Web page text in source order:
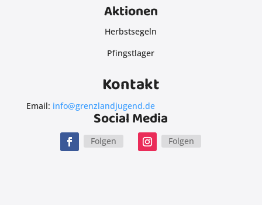
Aktionen
Herbstsegeln
Pfingstlager
Kontakt
Email: info@grenzlandjugend.de
Social Media
Folgen Folgen